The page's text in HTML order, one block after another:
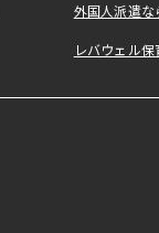
外国人派遣な
レバウェル